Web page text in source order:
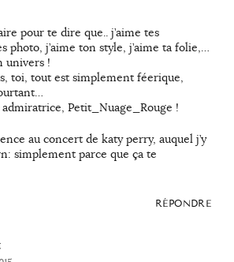
pour te dire que.. j’aime tes
photo, j’aime ton style, j’aime ta folie,…
univers !
toi, tout est simplement féerique,
Petit_Nuage_Rouge !
au concert de katy perry, auquel j’y
simplement parce que ça te
RÉPONDRE